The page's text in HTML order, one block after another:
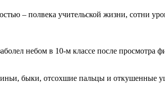
– полвека учительской жизни, сотни
небом в 10-м классе после просмотра
быки, отсохшие пальцы и откушенные